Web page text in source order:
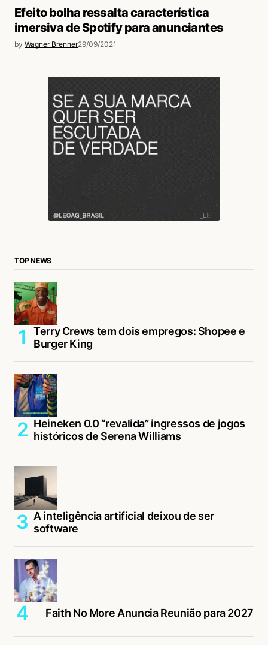
Efeito bolha ressalta característica
imersiva de Spotify para anunciantes
by Wagner Brenner29/09/2021
TOP NEWS
Terry Crews tem dois empregos: Shopee e
Burger King
Heineken 0.0 “revalida” ingressos de jogos
históricos de Serena Williams
A inteligência artificial deixou de ser
software
Faith No More Anuncia Reunião para 2027